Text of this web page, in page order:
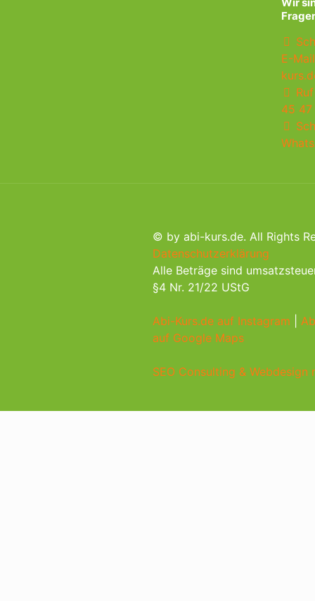
E-
45
© by abi-kurs.de. All Rights
Datenschutzerklärung
Alle Beträge sind
§4 Nr. 21/22 UStG
Abi-Kurs.de auf Instagram
auf Google Maps
SEO Consulting &